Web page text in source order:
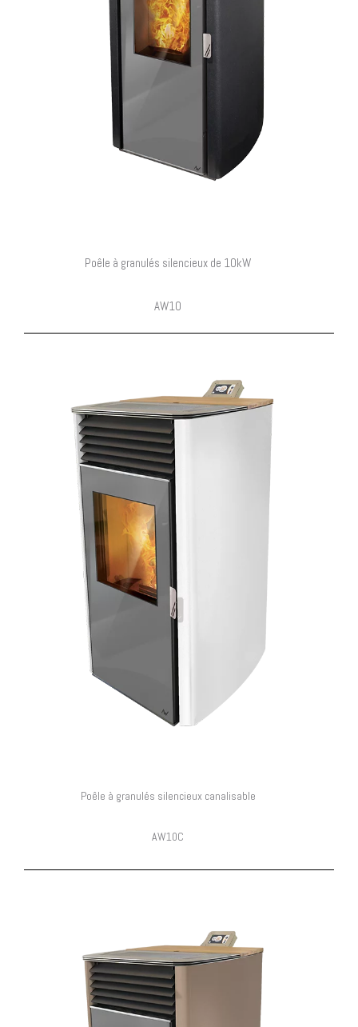
Poêle à granulés silencieux de 10kW
AW10
Poêle à granulés silencieux canalisable
AW10C